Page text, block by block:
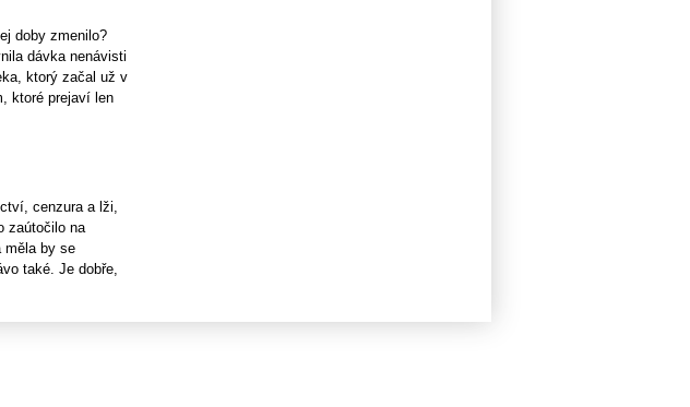
doby zmenilo?
dávka nenávisti
ktorý začal už v
ktoré prejaví len
cenzura a lži,
zaútočilo na
měla by se
také. Je dobře,